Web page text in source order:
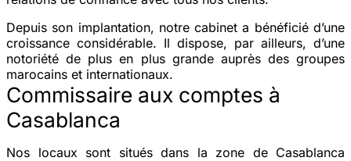
Depuis son implantation, notre cabinet a bénéficié d’une
croissance considérable. Il dispose, par ailleurs, d’une
notoriété de plus en plus grande auprès des groupes
marocains et internationaux.
Commissaire aux comptes à
Casablanca
Nos locaux sont situés dans la zone de Casablanca